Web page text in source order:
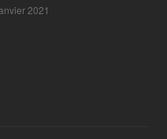
2021